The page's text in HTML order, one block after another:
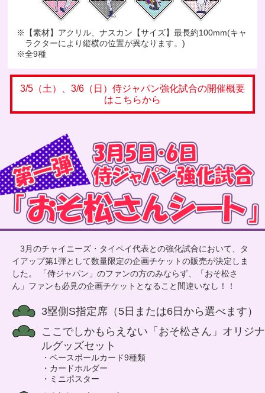
※【素材】アクリル、ナスカン【サイズ】最長約100mm(キャ
ラクターにより縦横の位置が異なります。)
※全9種
3/5（土）、3/6（日）侍ジャパン強化試合の開催概要
はこちらから
3月のチャイニーズ・タイペイ代表との強化試合において、タ
イアップ第1弾として数量限定の企画チケットの販売が決定しま
した。 「侍ジャパン」のファンの方のみならず、「おそ松さ
ん」ファンも必見の企画チケットとなること間違いなし！！
3塁側S指定席（5日または6日から選べます）
ここでしかもらえない「おそ松さん」オリジナ
ルグッズセット
・ベースボールカード9種類
・カードホルダー
・ミニポスター